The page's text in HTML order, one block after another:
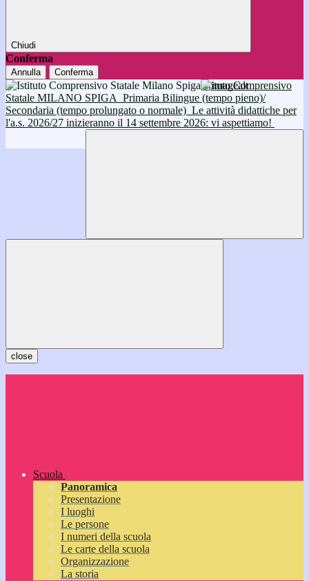
Chiudi
Conferma
Annulla Conferma
Istituto Comprensivo
Statale MILANO SPIGA Primaria Bilingue (tempo pieno)/
Secondaria (tempo prolungato o normale) Le attività didattiche per
l'a.s. 2026/27 inizieranno il 14 settembre 2026: vi aspettiamo!
close
Scuola
Panoramica
Presentazione
I luoghi
Le persone
I numeri della scuola
Le carte della scuola
Organizzazione
La storia